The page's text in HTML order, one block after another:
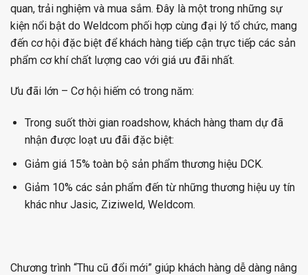
quan, trải nghiệm và mua sắm. Đây là một trong những sự
kiện nổi bật do Weldcom phối hợp cùng đại lý tổ chức, mang
đến cơ hội đặc biệt để khách hàng tiếp cận trực tiếp các sản
phẩm cơ khí chất lượng cao với giá ưu đãi nhất.
Ưu đãi lớn – Cơ hội hiếm có trong năm:
Trong suốt thời gian roadshow, khách hàng tham dự đã
nhận được loạt ưu đãi đặc biệt:
Giảm giá 15% toàn bộ sản phẩm thương hiệu DCK.
Giảm 10% các sản phẩm đến từ những thương hiệu uy tín
khác như Jasic, Ziziweld, Weldcom.
Chương trình “Thu cũ đổi mới” giúp khách hàng dễ dàng nâng